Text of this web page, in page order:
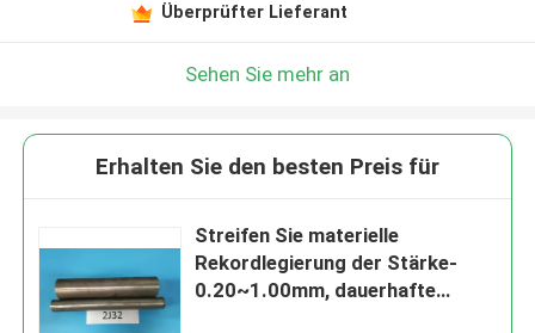
Überprüfter Lieferant
Sehen Sie mehr an
Erhalten Sie den besten Preis für
Streifen Sie materielle
Rekordlegierung der Stärke-
0.20~1.00mm, dauerhafte